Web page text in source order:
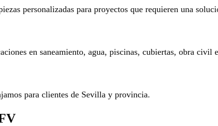
personalizadas para proyectos que requieren una
en saneamiento, agua, piscinas, cubiertas, obra civil
para clientes de Sevilla y provincia.